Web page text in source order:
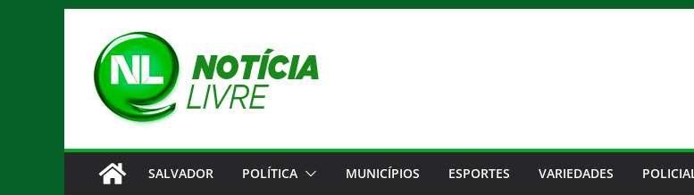
conteúdo
SALVADOR POLÍTICA MUNICÍPIOS ESPORTES VARIEDADES